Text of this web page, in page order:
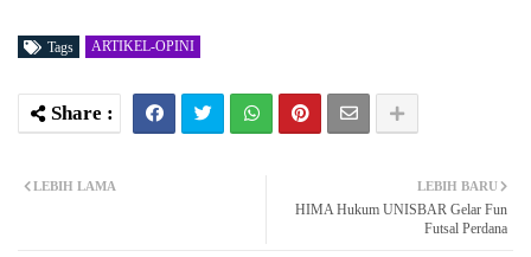
Tags ARTIKEL-OPINI
LEBIH BARU
HIMA Hukum UNISBAR Gelar Fun
Futsal Perdana
LEBIH LAMA